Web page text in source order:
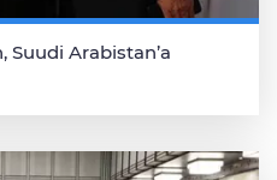
Suudi Arabistan’a